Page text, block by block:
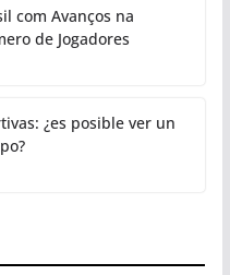
com Avanços na
de Jogadores
¿es posible ver un